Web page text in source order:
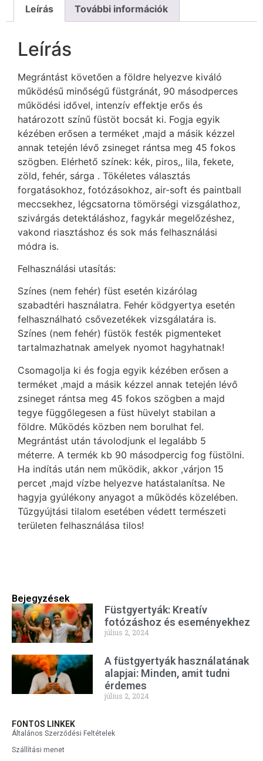
Leírás További információk
Leírás
Megrántást követően a földre helyezve kiváló
működésű minőségű füstgránát, 90 másodperces
működési idővel, intenzív effektje erős és
határozott színű füstöt bocsát ki. Fogja egyik
kézében erősen a terméket ,majd a másik kézzel
annak tetején lévő zsineget rántsa meg 45 fokos
szögben. Elérhető színek: kék, piros,, lila, fekete,
zöld, fehér, sárga . Tökéletes választás
forgatásokhoz, fotózásokhoz, air-soft és paintball
meccsekhez, légcsatorna tömörségi vizsgálathoz,
szivárgás detektáláshoz, fagykár megelőzéshez,
vakond riasztáshoz és sok más felhasználási
módra is.
Felhasználási utasítás:
Színes (nem fehér) füst esetén kizárólag
szabadtéri használatra. Fehér ködgyertya esetén
felhasználható csővezetékek vizsgálatára is.
Színes (nem fehér) füstök festék pigmenteket
tartalmazhatnak amelyek nyomot hagyhatnak!
Csomagolja ki és fogja egyik kézében erősen a
terméket ,majd a másik kézzel annak tetején lévő
zsineget rántsa meg 45 fokos szögben a majd
tegye függőlegesen a füst hüvelyt stabilan a
földre. Működés közben nem borulhat fel.
Megrántást után távolodjunk el legalább 5
méterre. A termék kb 90 másodpercig fog füstölni.
Ha indítás után nem működik, akkor ,várjon 15
percet ,majd vízbe helyezve hatástalanítsa. Ne
hagyja gyúlékony anyagot a működés közelében.
Tűzgyújtási tilalom esetében védett természeti
területen felhasználása tilos!
Bejegyzések
Füstgyertyák: Kreatív
fotózáshoz és eseményekhez
július 2, 2024
A füstgyertyák használatának
alapjai: Minden, amit tudni
érdemes
július 2, 2024
FONTOS LINKEK
Általános Szerződési Feltételek
Szállítási menet